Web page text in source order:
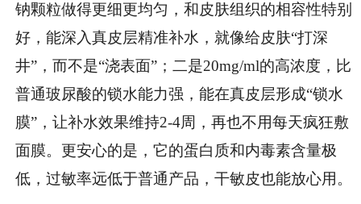
钠颗粒做得更细更均匀，和皮肤组织的相容性特别
好，能深入真皮层精准补水，就像给皮肤“打深
井”，而不是“浇表面”；二是20mg/ml的高浓度，比
普通玻尿酸的锁水能力强，能在真皮层形成“锁水
膜”，让补水效果维持2-4周，再也不用每天疯狂敷
面膜。更安心的是，它的蛋白质和内毒素含量极
低，过敏率远低于普通产品，干敏皮也能放心用。